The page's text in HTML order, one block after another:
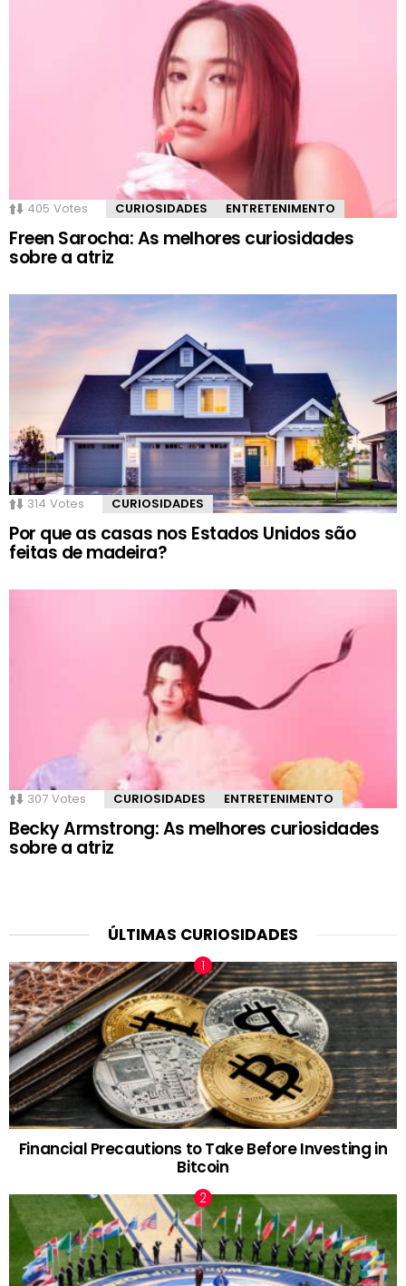
405 Votes CURIOSIDADES ENTRETENIMENTO
Freen Sarocha: As melhores curiosidades
sobre a atriz
314 Votes CURIOSIDADES
Por que as casas nos Estados Unidos são
feitas de madeira?
307 Votes CURIOSIDADES ENTRETENIMENTO
Becky Armstrong: As melhores curiosidades
sobre a atriz
ÚLTIMAS CURIOSIDADES
Financial Precautions to Take Before Investing in
Bitcoin